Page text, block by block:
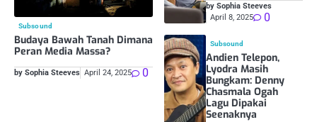
Subsound
Budaya Bawah Tanah Dimana
Peran Media Massa?
by Sophia Steeves April 24, 2025 0
by Sophia Steeves
April 8, 2025
0
Subsound
Andien Telepon,
Lyodra Masih
Bungkam: Denny
Chasmala Ogah
Lagu Dipakai
Seenaknya